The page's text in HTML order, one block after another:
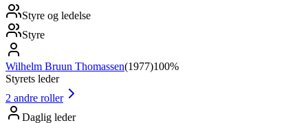
Styre og ledelse
Styre
Wilhelm Bruun Thomassen(1977)100%
Styrets leder
2 andre roller
Daglig leder